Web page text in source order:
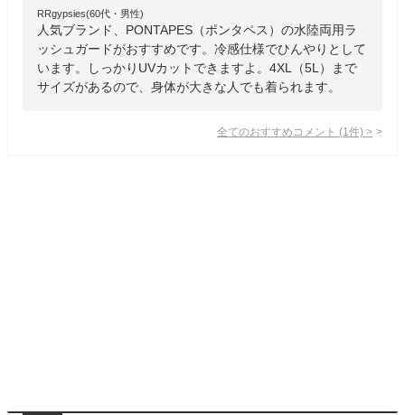
RRgypsies(60代・男性)
人気ブランド、PONTAPES（ポンタペス）の水陸両用ラ
ッシュガードがおすすめです。冷感仕様でひんやりとして
います。しっかりUVカットできますよ。4XL（5L）まで
サイズがあるので、身体が大きな人でも着られます。
全てのおすすめコメント (1 件) >